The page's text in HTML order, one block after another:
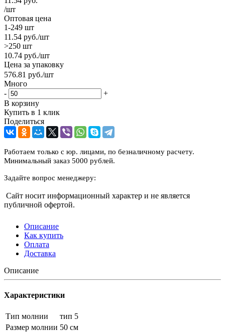
/шт
Оптовая цена
1-249 шт
11.54 руб./шт
>250 шт
10.74 руб./шт
Цена за упаковку
576.81 руб./шт
Много
-
+
В корзину
Купить в 1 клик
Поделиться
Работаем только с юр. лицами, по безналичному расчету.
Минимальный заказ 5000 рублей.
Задайте вопрос менеджеру:
Сайт носит информационный характер и не является
публичной офертой.
Описание
Как купить
Оплата
Доставка
Описание
Характеристики
Тип молнии
тип 5
Размер молнии 50 см